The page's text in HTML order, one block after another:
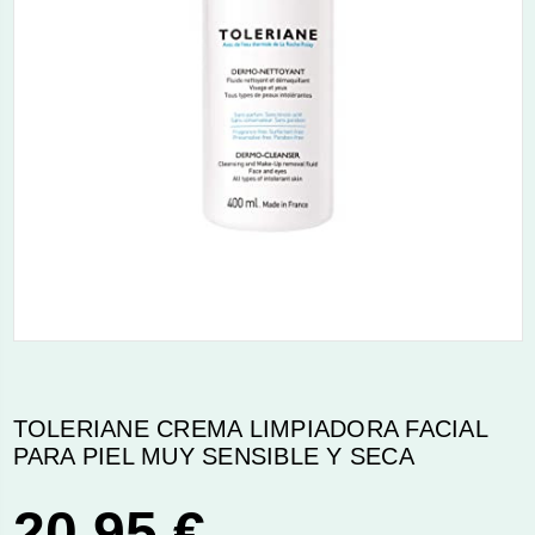
TOLERIANE CREMA LIMPIADORA FACIAL
PARA PIEL MUY SENSIBLE Y SECA